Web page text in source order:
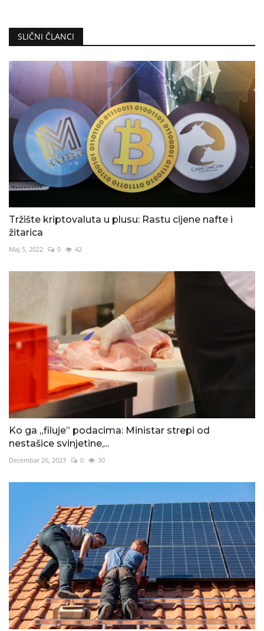
SLIČNI ČLANCI
Tržište kriptovaluta u plusu: Rastu cijene nafte i
žitarica
Maj 5, 2022 0 42
Ko ga „filuje” podacima: Ministar strepi od
nestašice svinjetine,...
Decembar 26, 2023 0 30